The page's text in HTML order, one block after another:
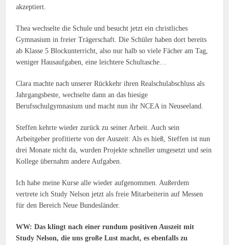
akzeptiert.
Thea wechselte die Schule und besucht jetzt ein christliches
Gymnasium in freier Trägerschaft. Die Schüler haben dort bereits
ab Klasse 5 Blockunterricht, also nur halb so viele Fächer am Tag,
weniger Hausaufgaben, eine leichtere Schultasche…
Clara machte nach unserer Rückkehr ihren Realschulabschluss als
Jahrgangsbeste, wechselte dann an das hiesige
Berufsschulgymnasium und macht nun ihr NCEA in Neuseeland.
Steffen kehrte wieder zurück zu seiner Arbeit. Auch sein
Arbeitgeber profitierte von der Auszeit: Als es hieß, Steffen ist nun
drei Monate nicht da, wurden Projekte schneller umgesetzt und sein
Kollege übernahm andere Aufgaben.
Ich habe meine Kurse alle wieder aufgenommen. Außerdem
vertrete ich Study Nelson jetzt als freie Mitarbeiterin auf Messen
für den Bereich Neue Bundesländer.
WW: Das klingt nach einer rundum positiven Auszeit mit
Study Nelson, die uns große Lust macht, es ebenfalls zu